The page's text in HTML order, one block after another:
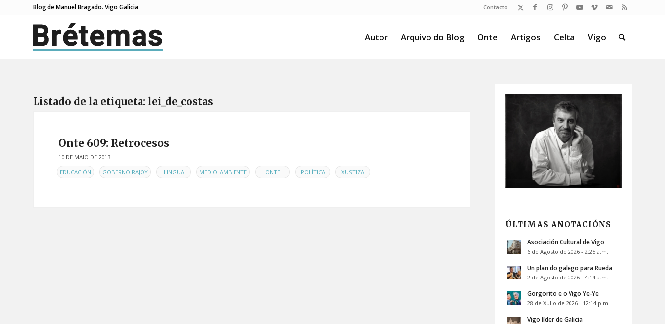
Contacto
Blog de Manuel Bragado. Vigo Galicia
Autor Arquivo do Blog Onte Artigos Celta Vigo
Listado de la etiqueta: lei_de_costas
Onte 609: Retrocesos
10 DE MAIO DE 2013
ENEDUCACIÓN GOBERNO RAJOY LINGUA MEDIO_AMBIENTE ONTE POLÍTICA XUSTIZA
ÚLTIMAS ANOTACIÓNS
Asociación Cultural de Vigo
6 de Agosto de 2026 - 2:25 a.m.
Un plan do galego para Rueda
2 de Agosto de 2026 - 4:14 a.m.
Gorgorito e o Vigo Ye-Ye
28 de Xullo de 2026 - 12:14 p.m.
Vigo líder de Galicia